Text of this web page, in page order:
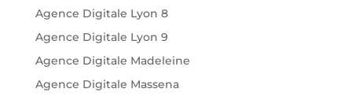
Agence Digitale Lyon 8
Agence Digitale Lyon 9
Agence Digitale Madeleine
Agence Digitale Massena